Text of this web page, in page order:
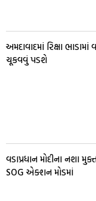
અમદાવાદમાં રિક્ષા
ચૂકવવું પડશે
વડાપ્રધાન મોદીના નશા
SOG એક્શન મોડમાં